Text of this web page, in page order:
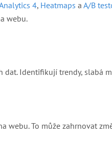
4, Heatmaps a A/B
webu.
Identifikují trendy, slabá
webu. To může zahrnovat